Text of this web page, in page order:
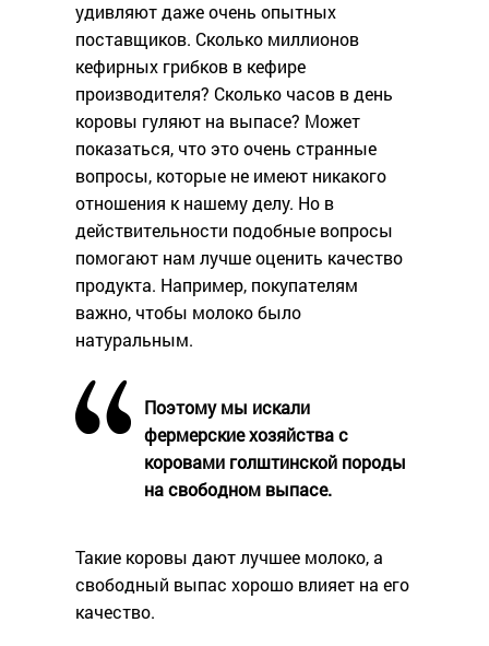
удивляют даже очень опытных
поставщиков. Сколько миллионов
кефирных грибков в кефире
производителя? Сколько часов в день
коровы гуляют на выпасе? Может
показаться, что это очень странные
вопросы, которые не имеют никакого
отношения к нашему делу. Но в
действительности подобные вопросы
помогают нам лучше оценить качество
продукта. Например, покупателям
важно, чтобы молоко было
натуральным.
Поэтому мы искали
фермерские хозяйства с
коровами голштинской породы
на свободном выпасе.
Такие коровы дают лучшее молоко, а
свободный выпас хорошо влияет на его
качество.